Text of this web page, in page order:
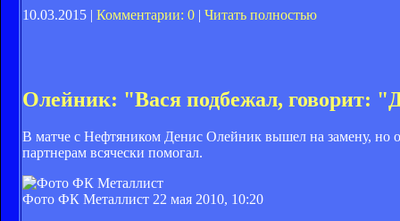
10.03.2015 | Комментарии: 0 | Читать полностью
Олейник: "Вася подбежал, говорит:
В матче с Нефтяником Денис Олейник вышел на замену, но
партнерам всячески помогал.
Фото ФК Металлист 22 мая 2010, 10:20